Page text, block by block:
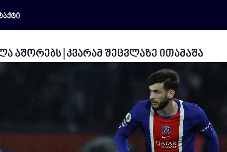
აშორებს | კვარამ შეცვლაზე ითამაშა